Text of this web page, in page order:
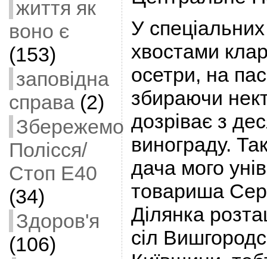
життя як
воно є
(153)
заповідна
справа(2)
Збережемо
Полісся/
Стоп Е40
(34)
Здоров'я
(106)
У
хвостами
осетри, на
збираючи
дозріває з
винограду.
дача мого
товариша
Ділянка
сіл